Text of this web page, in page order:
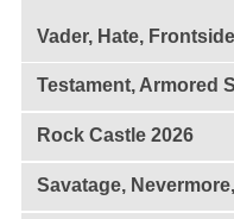
Vader, Hate,
Testament, Armored
Rock Castle 2026
Savatage,